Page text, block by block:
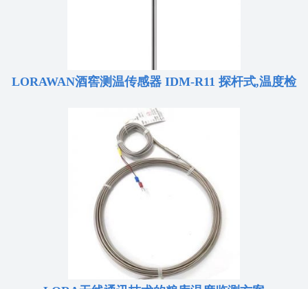
LORAWAN酒窖测温传感器 IDM-R11 探杆式,温度检
测仪